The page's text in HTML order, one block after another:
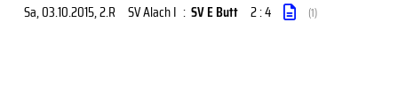
Sa, 03.10.2015, 2.R SV Alach I : SV E Butt 2 : 4 (1)